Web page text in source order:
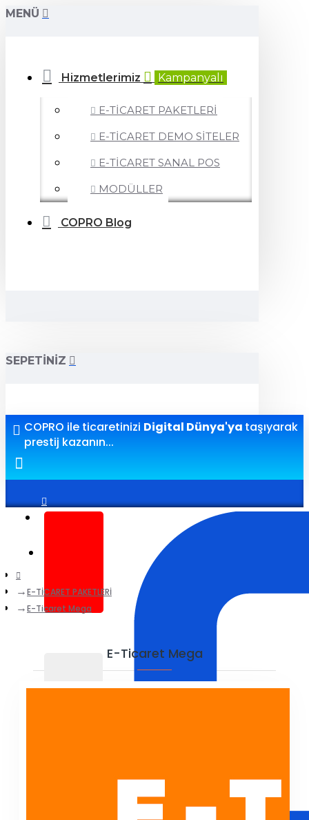
MENÜ
Hizmetlerimiz Kampanyalı
E-TİCARET PAKETLERİ
E-TİCARET DEMO SİTELER
E-TİCARET SANAL POS
MODÜLLER
COPRO Blog
SEPETINIZ
COPRO ile ticaretinizi Digital Dünya'ya taşıyarak
prestij kazanın...
Giriş yap
E-TİCARET PAKETLERİ
E-Ticaret Mega
E-Ticaret Mega